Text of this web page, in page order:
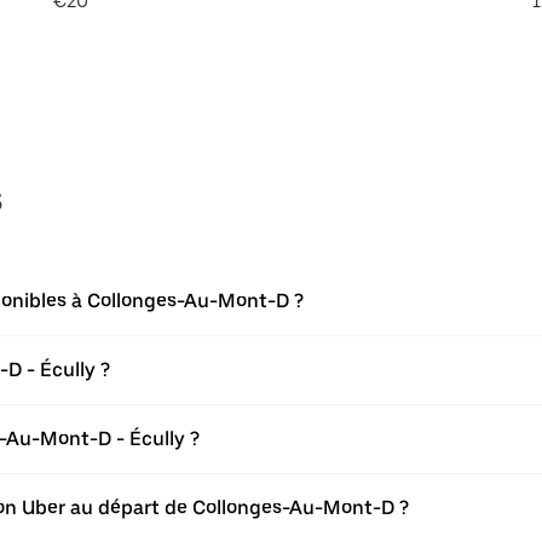
à Collonges-Au-Mont-D ?
- Écully ?
Mont-D - Écully ?
Uber au départ de Collonges-Au-Mont-D ?